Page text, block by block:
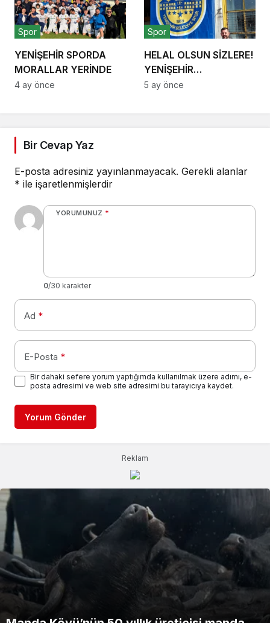
YENİŞEHİR SPORDA
MORALLAR YERİNDE
Spor
4 ay önce
HELAL OLSUN SİZLERE!
YENİŞEHİR
BAYRAKLARLA
Spor
5 ay önce
Bir Cevap Yaz
E-posta adresiniz yayınlanmayacak. Gerekli alanlar
* ile işaretlenmişlerdir
YORUMUNUZ *
0/30 karakter
Ad *
E-Posta *
Bir dahaki sefere yorum yaptığımda kullanılmak üzere adımı, e-
posta adresimi ve web site adresimi bu tarayıcıya kaydet.
Yorum Gönder
Reklam